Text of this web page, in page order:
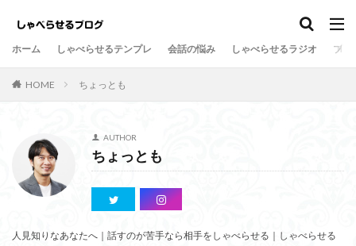
ホーム しゃべらせるテンプレ 会話の悩み しゃべらせるラジオ プロ
HOME ちょっとも
AUTHOR
ちょっとも
人見知りなあなたへ｜話すのが苦手なら相手をしゃべらせる｜しゃべらせる
しゃべらせるテンプレ
カテゴリー
タグ
Twitter 方法
情報凝縮
悩み 強み
油断
劇的に変わる
初対面 共通の話題
伝達効果